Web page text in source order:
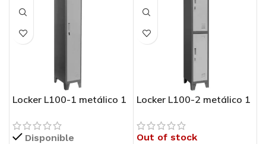
Locker L100-1 metálico 1
Disponible
Locker L100-2 metálico 1
Out of stock